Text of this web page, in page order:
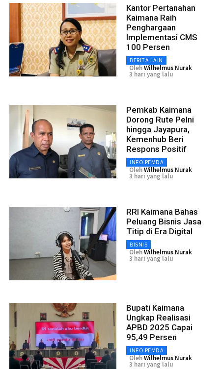
Kantor Pertanahan
Kaimana Raih
Penghargaan
Implementasi CMS
100 Persen
BERITA LAIN
OlehWilhelmus Nurak
3 hari yang lalu
Pemkab Kaimana
Dorong Rute Pelni
hingga Jayapura,
Kemenhub Beri
Respons Positif
INFO PEMDA
OlehWilhelmus Nurak
3 hari yang lalu
RRI Kaimana Bahas
Peluang Bisnis Jasa
Titip di Era Digital
BISNIS
OlehWilhelmus Nurak
3 hari yang lalu
Bupati Kaimana
Ungkap Realisasi
APBD 2025 Capai
95,49 Persen
INFO PEMDA
OlehWilhelmus Nurak
3 hari yang lalu